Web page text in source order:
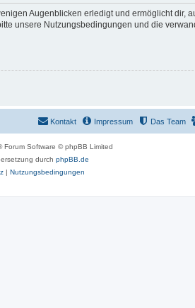
Augenblicken erledigt und ermöglicht dir,
unsere Nutzungsbedingungen und die
Das Team
Impressum
Kontakt
Forum Software © phpBB Limited
durch phpBB.de
| Nutzungsbedingungen